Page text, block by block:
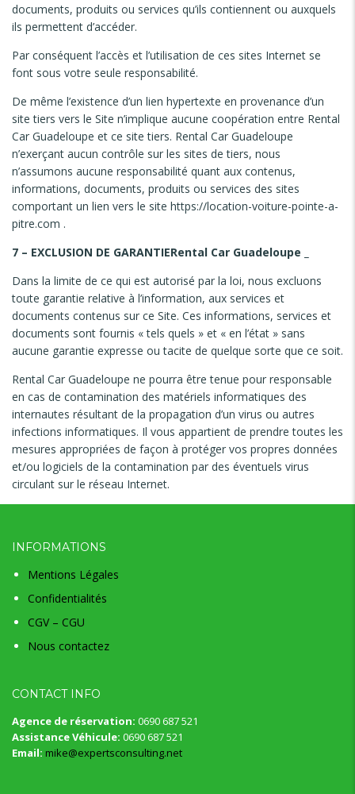
documents, produits ou services qu’ils contiennent ou auxquels
ils permettent d’accéder.
Par conséquent l’accès et l’utilisation de ces sites Internet se
font sous votre seule responsabilité.
De même l’existence d’un lien hypertexte en provenance d’un
site tiers vers le Site n’implique aucune coopération entre Rental
Car Guadeloupe et ce site tiers. Rental Car Guadeloupe
n’exerçant aucun contrôle sur les sites de tiers, nous
n’assumons aucune responsabilité quant aux contenus,
informations, documents, produits ou services des sites
comportant un lien vers le site https://location-voiture-pointe-a-
pitre.com .
7 – EXCLUSION DE GARANTIERental Car Guadeloupe​ _
Dans la limite de ce qui est autorisé par la loi, nous excluons
toute garantie relative à l’information, aux services et
documents contenus sur ce Site. Ces informations, services et
documents sont fournis « tels quels » et « en l’état » sans
aucune garantie expresse ou tacite de quelque sorte que ce soit.
Rental Car Guadeloupe ne pourra être tenue pour responsable
en cas de contamination des matériels informatiques des
internautes résultant de la propagation d’un virus ou autres
infections informatiques. Il vous appartient de prendre toutes les
mesures appropriées de façon à protéger vos propres données
et/ou logiciels de la contamination par des éventuels virus
circulant sur le réseau Internet.
INFORMATIONS
Mentions Légales
Confidentialités
CGV – CGU
Nous contactez
CONTACT INFO
Agence de réservation: 0690 687 521
Assistance Véhicule: 0690 687 521
Email: mike@expertsconsulting.net